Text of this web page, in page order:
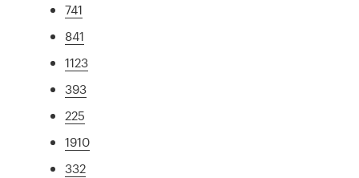
741
841
1123
393
225
1910
332